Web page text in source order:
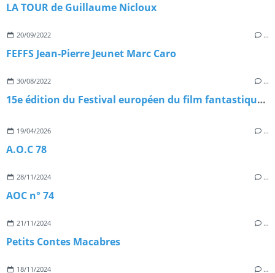
LA TOUR de Guillaume Nicloux
20/09/2022 …
FEFFS Jean-Pierre Jeunet Marc Caro
30/08/2022 …
15e édition du Festival européen du film fantastique de Strasbourg
19/04/2026 …
A.O.C 78
28/11/2024 …
AOC n° 74
21/11/2024 …
Petits Contes Macabres
18/11/2024 …